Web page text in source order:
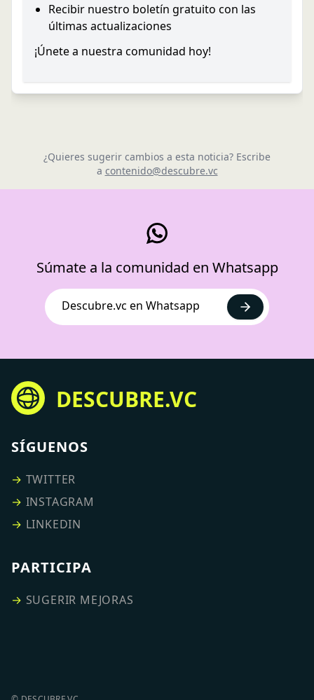
Recibir nuestro boletín gratuito con las
últimas actualizaciones
¡Únete a nuestra comunidad hoy!
¿Quieres sugerir cambios a esta noticia? Escribe
a contenido@descubre.vc
Súmate a la comunidad en Whatsapp
Descubre.vc en Whatsapp
DESCUBRE.VC
SÍGUENOS
→ TWITTER
→ INSTAGRAM
→ LINKEDIN
PARTICIPA
→ SUGERIR MEJORAS